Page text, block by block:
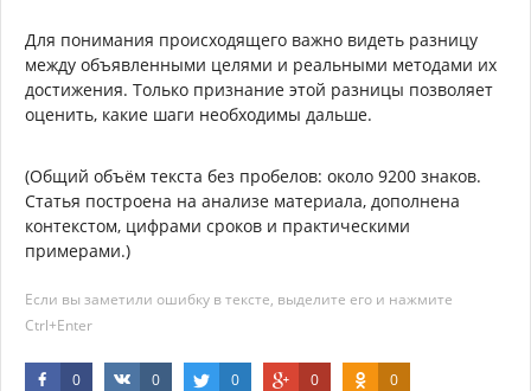
Для понимания происходящего важно видеть разницу
между объявленными целями и реальными методами их
достижения. Только признание этой разницы позволяет
оценить, какие шаги необходимы дальше.
(Общий объём текста без пробелов: около 9200 знаков.
Статья построена на анализе материала, дополнена
контекстом, цифрами сроков и практическими
примерами.)
Если вы заметили ошибку в тексте, выделите его и нажмите
Ctrl+Enter
0 0 0 0 0